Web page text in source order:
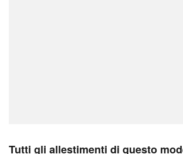
Tutti gli allestimenti di questo